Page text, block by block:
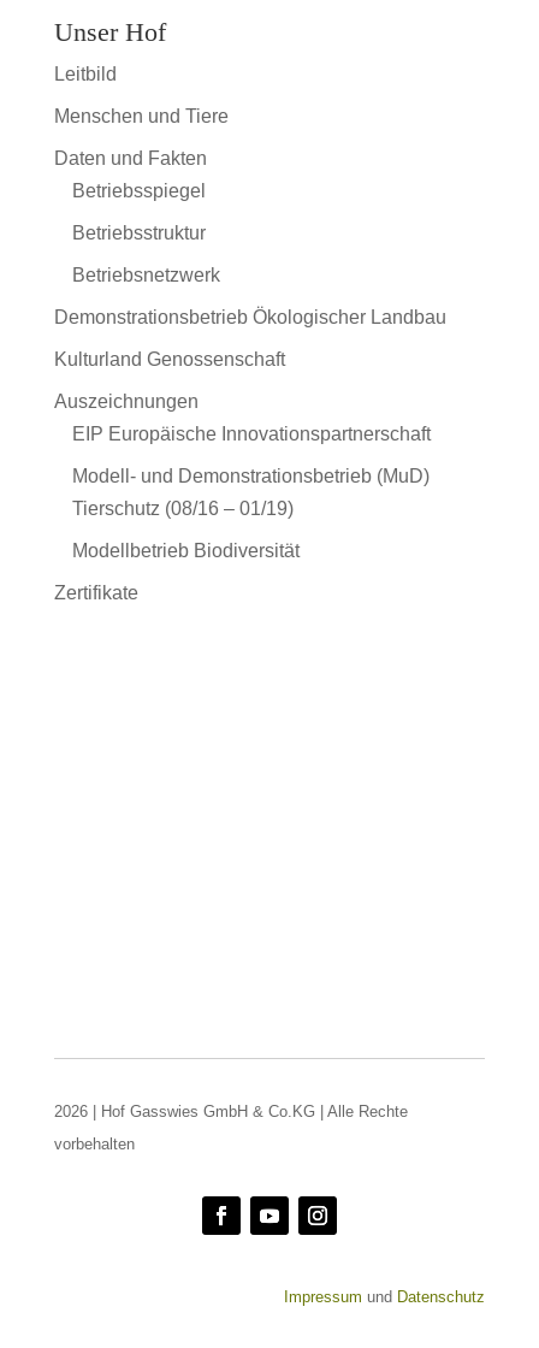
Unser Hof
Leitbild
Menschen und Tiere
Daten und Fakten
Betriebsspiegel
Betriebsstruktur
Betriebsnetzwerk
Demonstrationsbetrieb Ökologischer Landbau
Kulturland Genossenschaft
Auszeichnungen
EIP Europäische Innovationspartnerschaft
Modell- und Demonstrationsbetrieb (MuD)
Tierschutz (08/16 – 01/19)
Modellbetrieb Biodiversität
Zertifikate
2026 | Hof Gasswies GmbH & Co.KG | Alle Rechte
vorbehalten
Impressum und Datenschutz